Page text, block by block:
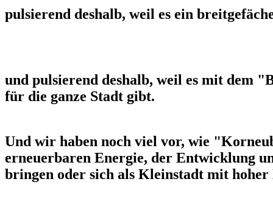
pulsierend deshalb, weil es ein
und pulsierend deshalb, weil es mit dem
für die ganze Stadt gibt.
Und wir haben noch viel vor, wie
erneuerbaren Energie, der Entwicklung
bringen oder sich als Kleinstadt mit